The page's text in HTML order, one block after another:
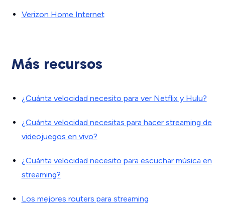
Verizon Home Internet
Más recursos
¿Cuánta velocidad necesito para ver Netflix y Hulu?
¿Cuánta velocidad necesitas para hacer streaming de
videojuegos en vivo?
¿Cuánta velocidad necesito para escuchar música en
streaming?
Los mejores routers para streaming